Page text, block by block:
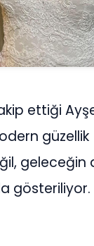
ettiği
güzellik
geleceğin
gösteriliyor.